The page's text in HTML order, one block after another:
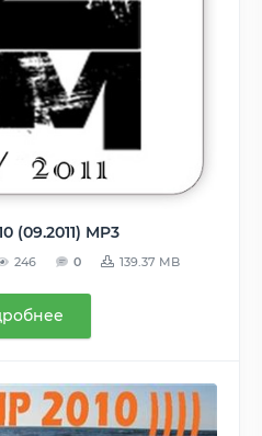
(09.2011) MP3
246 0 139.37 MB